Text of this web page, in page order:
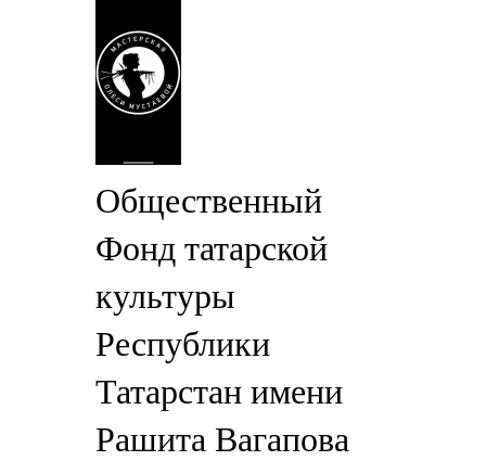
Общественный
Фонд татарской
культуры
Республики
Татарстан имени
Рашита Вагапова